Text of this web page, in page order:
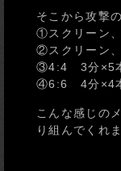
そこから攻撃
①スクリーン
②スクリーン
③4:4 3分×5
④6:6 4分×4
こんな感じの
り組んでくれ